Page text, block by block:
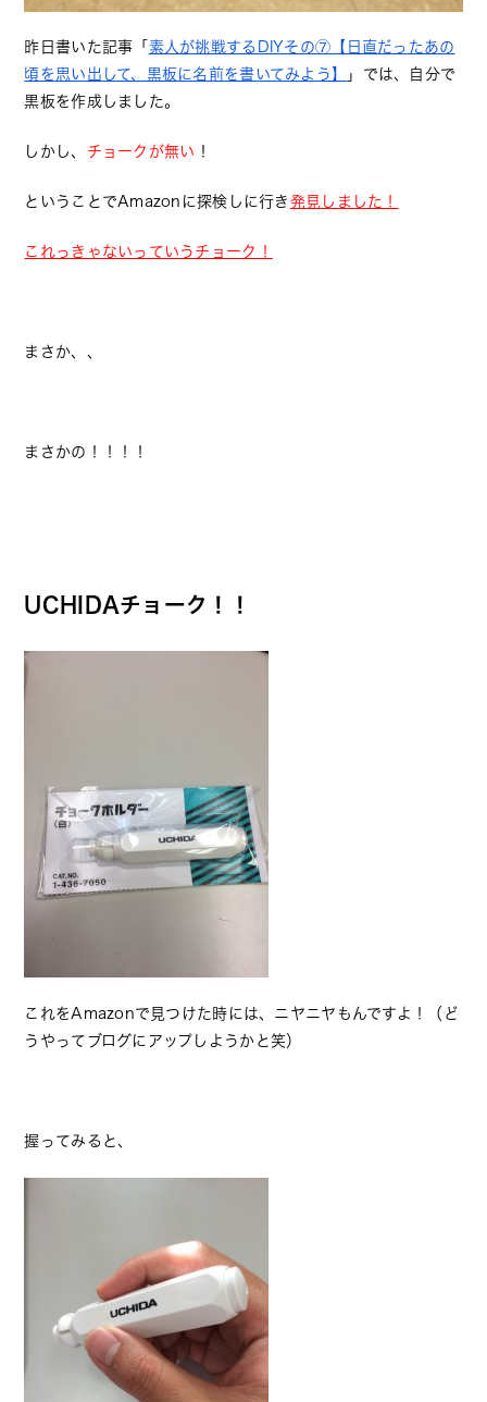
昨日書いた記事「 素人が挑戦するDIYその⑦【日直だったあの
頃を思い出して、黒板に名前を書いてみよう】
」では、自分で
黒板を作成しました。
しかし、 チョークが無い ！
ということでAmazonに探検しに行き 発見しました！
これっきゃないっていうチョーク！
まさか、、
まさかの！！！！
UCHIDAチョーク！！
これをAmazonで見つけた時には、ニヤニヤもんですよ！（ど
うやってブログにアップしようかと笑）
握ってみると、